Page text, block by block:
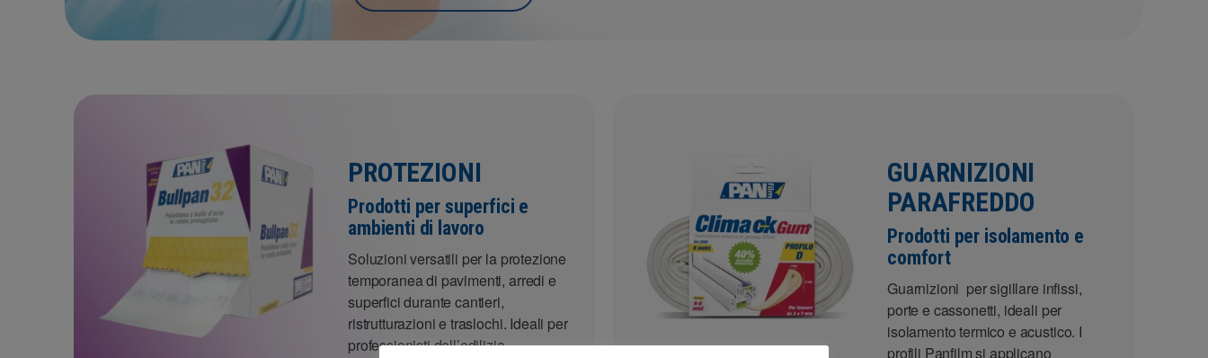
PROTEZIONI
Prodotti per superfici e
ambienti di lavoro
Soluzioni versatili per la protezione
temporanea di pavimenti, arredi e
superfici durante cantieri,
ristrutturazioni e traslochi. Ideali per
professionisti dell’edilizia,
GUARNIZIONI
PARAFREDDO
Prodotti per isolamento e
comfort
Guarnizioni per sigillare infissi,
porte e cassonetti, ideali per
isolamento termico e acustico. I
profili Panfilm si applicano